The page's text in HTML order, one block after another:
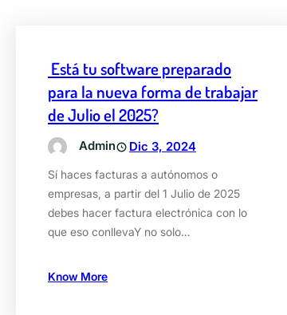
Está tu software preparado
para la nueva forma de trabajar
de Julio el 2025?
Admin Dic 3, 2024
Sí haces facturas a autónomos o
empresas, a partir del 1 Julio de 2025
debes hacer factura electrónica con lo
que eso conllevaY no solo…
Know More